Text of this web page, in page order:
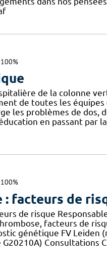
100%
de la colonne
de toutes les équipes
les problèmes de dos,
en passant par
100%
: facteurs de
de risque
facteurs de
génétique FV Leiden
G20210A) Consultations